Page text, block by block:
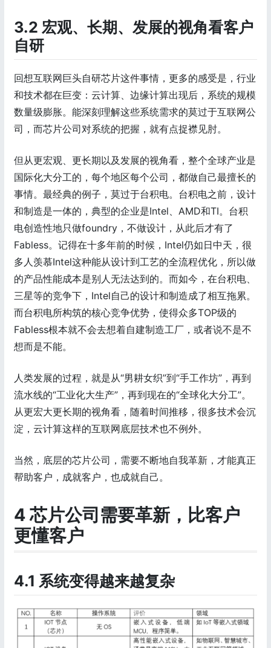
3.2 宏观、长期、发展的视角看客户
自研
回想互联网巨头自研芯片这件事情，更多的感受是，行业
和技术都在巨变：云计算、边缘计算出现后，系统的规模
数量级膨胀。能深刻理解这些系统需求的莫过于互联网公
司，而芯片公司对系统的把握，就有点捉襟见肘。
但从更宏观、更长期以及发展的视角看，整个全球产业是
国际化大分工的，每个地区每个公司，都做自己最擅长的
事情。最经典的例子，莫过于台积电。台积电之前，设计
和制造是一体的，典型的企业是Intel、AMD和TI。台积
电创造性地只做foundry，不做设计，从此后才有了
Fabless。记得在十多年前的时候，Intel仍如日中天，很
多人羡慕Intel这种能从设计到工艺的全流程优化，所以做
的产品性能成本是别人无法达到的。而如今，在台积电、
三星等的竞争下，Intel自己的设计和制造成了相互拖累。
而台积电所构筑的核心竞争优势，使得众多TOP级的
Fabless根本就不会去想着自建制造工厂，或者说不是不
想而是不能。
人类发展的过程，就是从“男耕女织”到“手工作坊”，再到
流水线的“工业化大生产”，再到现在的“全球化大分工”。
从更宏大更长期的视角看，随着时间推移，很多技术会沉
淀，云计算这样的互联网底层技术也不例外。
当然，底层的芯片公司，需要不断地自我革新，才能真正
帮助客户，成就客户，也成就自己。
4 芯片公司需要革新，比客户
更懂客户
4.1 系统变得越来越复杂